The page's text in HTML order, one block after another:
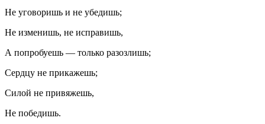
Не уговоришь и не убедишь;
Не изменишь, не исправишь,
А попробуешь — только разозлишь;
Сердцу не прикажешь;
Силой не привяжешь,
Не победишь.